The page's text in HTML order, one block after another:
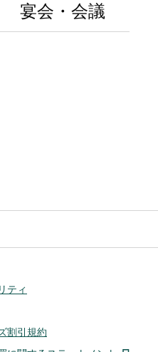
宴会・会議
ティ
割引規約